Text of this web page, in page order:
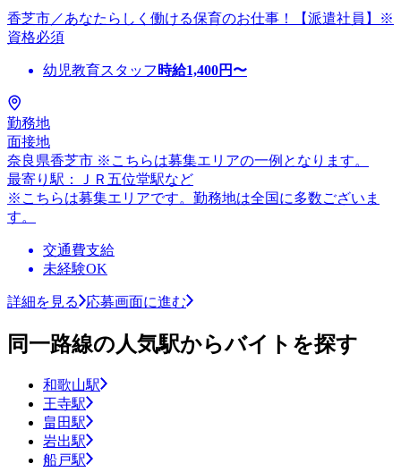
香芝市／あなたらしく働ける保育のお仕事！【派遣社員】※
資格必須
幼児教育スタッフ 時給1,400円〜
勤務地
面接地
奈良県香芝市 ※こちらは募集エリアの一例となります。
最寄り駅：ＪＲ五位堂駅など
※こちらは募集エリアです。勤務地は全国に多数ございま
す。
交通費支給
未経験OK
詳細を見る 応募画面に進む
同一路線の人気駅からバイトを探す
和歌山駅
王寺駅
畠田駅
岩出駅
船戸駅